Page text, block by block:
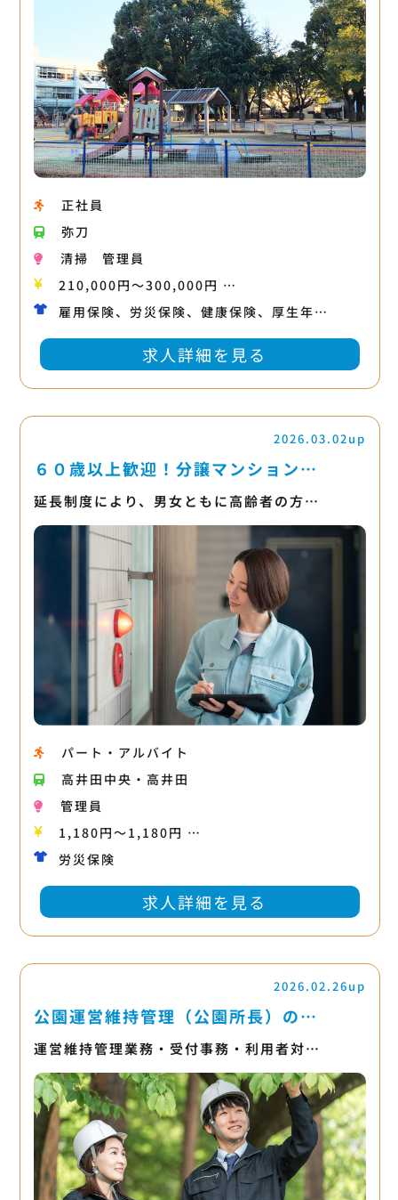
正社員
弥刀
清掃
管理員
210,000円〜300,000円 …
雇用保険、労災保険、健康保険、厚生年…
求人詳細を見る
2026.03.02up
６０歳以上歓迎！分譲マンション…
延長制度により、男女ともに高齢者の方…
パート・アルバイト
高井田中央・高井田
管理員
1,180円〜1,180円 …
労災保険
求人詳細を見る
2026.02.26up
公園運営維持管理（公園所長）の…
運営維持管理業務・受付事務・利用者対…